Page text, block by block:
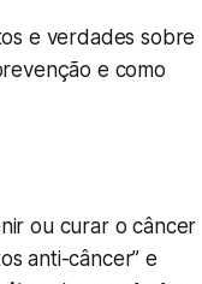
e verdades sobre
e como
ou curar o câncer
anti-câncer” e